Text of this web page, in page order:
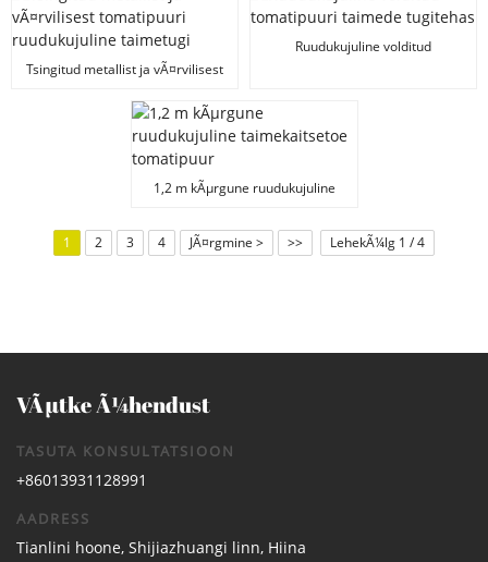
Tsingitud metallist ja vÃ¤rvilisest
taimetugi
Ruudukujuline volditud
1,2 m kÃµrgune ruudukujuline
1
2 3 4 JÃ¤rgmine > >> LehekÃ¼lg 1 / 4
VÃµtke Ã¼hendust
TASUTA KONSULTATSIOON
+86013931128991
AADRESS
Tianlini hoone, Shijiazhuangi linn, Hiina